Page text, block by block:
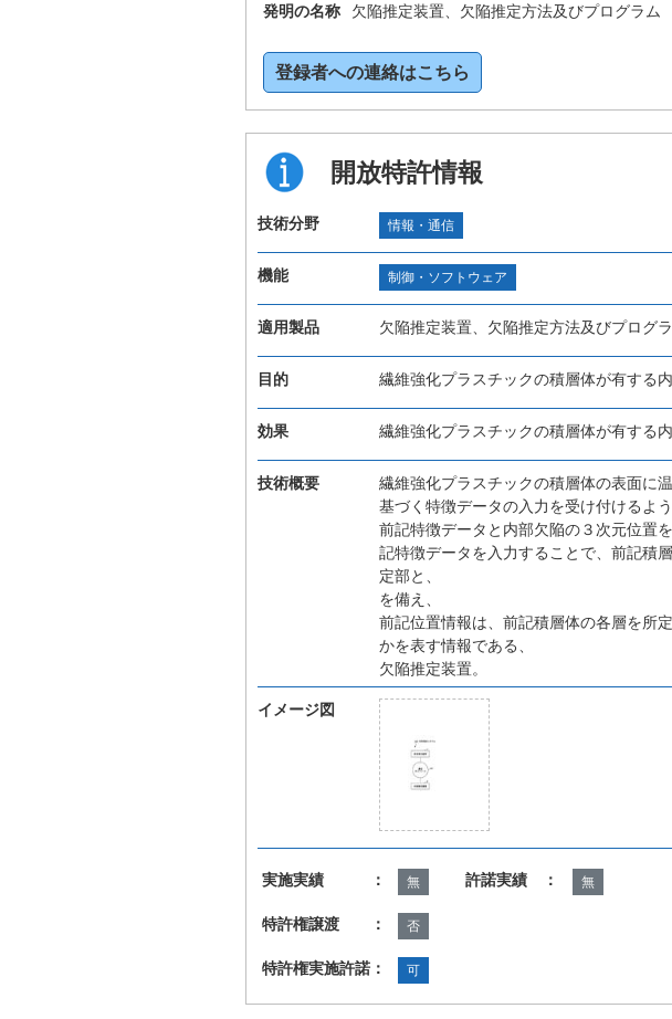
発明の名称
欠陥推定装置、欠陥推定方法及びプログラム
登録者への連絡はこちら
開放特許情報
技術分野 情報・通信
機能 制御・ソフトウェア
適用製品 欠陥推定装置、欠陥推定方法及びプログ
目的 繊維強化プラスチックの積層体が有する
効果 繊維強化プラスチックの積層体が有する
技術概要
繊維強化プラスチックの積層体の表面に
基づく特徴データの入力を受け付けるよ
前記特徴データと内部欠陥の３次元位置
記特徴データを入力することで、前記積
定部と、
を備え、
前記位置情報は、前記積層体の各層を所
かを表す情報である、
欠陥推定装置。
イメージ図
実施実績 ： 無 許諾実績 ： 無
特許権譲渡 ： 否
特許権実施許諾： 可